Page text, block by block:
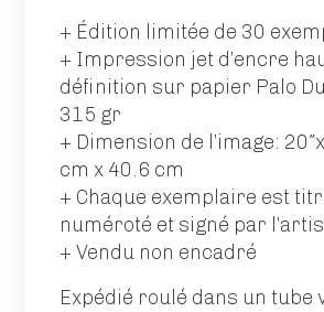
+ Édition limitée de 30
+ Impression jet d’encre
définition sur papier Palo
315 gr
+ Dimension de l’image:
cm x 40.6 cm
+ Chaque exemplaire est
numéroté et signé par
+ Vendu non encadré
Expédié roulé dans un tube
Wolverine
II
Ange
200.00
Angels
$200.00